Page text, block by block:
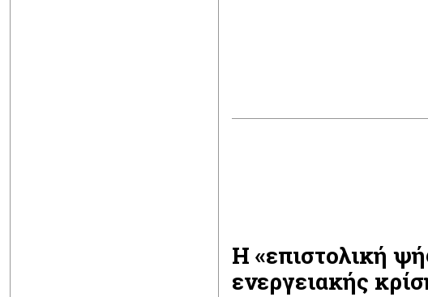
Η «επιστολική
ενεργειακής